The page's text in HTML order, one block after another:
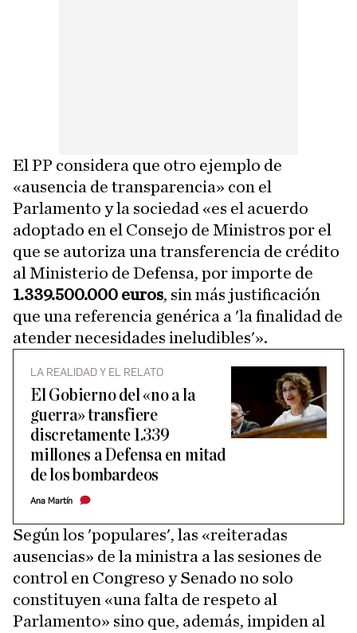
El PP considera que otro ejemplo de
«ausencia de transparencia» con el
Parlamento y la sociedad «es el acuerdo
adoptado en el Consejo de Ministros por el
que se autoriza una transferencia de crédito
al Ministerio de Defensa, por importe de
1.339.500.000 euros, sin más justificación
que una referencia genérica a 'la finalidad de
atender necesidades ineludibles'».
LA REALIDAD Y EL RELATO
El Gobierno del «no a la
guerra» transfiere
discretamente 1.339
millones a Defensa en mitad
de los bombardeos
Ana Martín
Según los 'populares', las «reiteradas
ausencias» de la ministra a las sesiones de
control en Congreso y Senado no solo
constituyen «una falta de respeto al
Parlamento» sino que, además, impiden al